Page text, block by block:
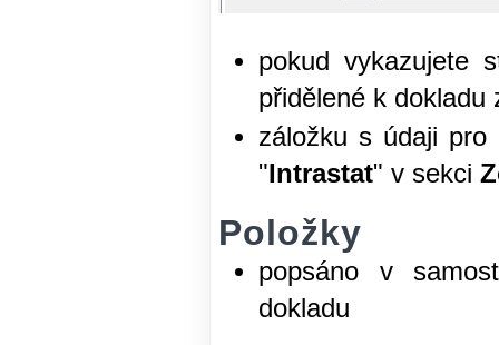
pokud vykazujete
přidělené k
záložku s údaji
"Intrastat" v sekci
Položky
popsáno v
dokladu